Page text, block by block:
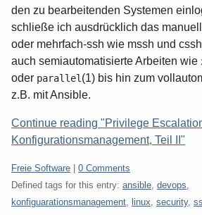
den zu bearbeitenden Systemen
schließe ich ausdrücklich das
oder mehrfach-ssh wie mssh und
auch semiautomatisierte Arbeiten wie
oder parallel (1) bis hin zum
z.B. mit Ansible.
Continue reading "Privilege
Konfigurationsmanagement, Teil II"
Categories:
Freie Software
0 Comments
Defined tags for this entry: ansible devops
konfiguarationsmanagement
linux security,